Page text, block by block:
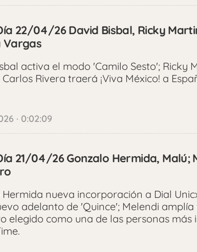
22/04/26 David Bisbal, Ricky
Vargas
activa el modo 'Camilo Sesto'; Ricky
Rivera traerá ¡Viva México! a
· 0:02:09
21/04/26 Gonzalo Hermida, Malú;
Hermida nueva incorporación a Dial
adelanto de 'Quince'; Melendi
elegido como una de las personas más